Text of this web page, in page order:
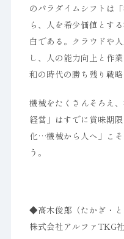
のパラダイムシフトは
ら、人を希少価値とす
白である。クラウドや
し、人の能力向上と作
和の時代の勝ち残り戦略
機械をたくさんそろえ
経営」はすでに賞味期
化…機械から人へ」こ
う。
◆高木俊郎（たかぎ・と
株式会社アルファTKG